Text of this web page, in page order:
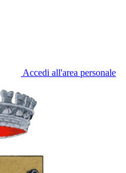
Accedi all'area personale